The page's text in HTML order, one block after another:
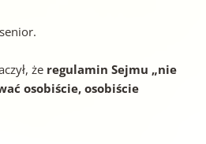
żeregulamin Sejmu „nie
osobiście, osobiście